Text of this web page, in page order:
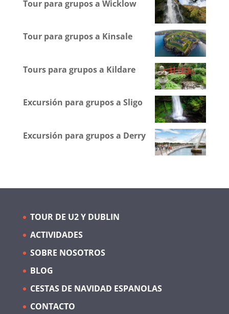
Tour para grupos a Wicklow
Tour para grupos a Kinsale
Tours para grupos a Kildare
Excursión para grupos a Sligo
Excursión para grupos a Derry
TOUR DE U2 Y DUBLIN
ACTIVIDADES
SOBRE NOSOTROS
BLOG
CESTAS DE NAVIDAD ESPANOLAS
CONTACTO